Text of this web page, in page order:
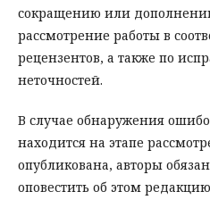
сокращению или
рассмотрение работы в
рецензентов, а также по
неточностей.
В случае обнаружения
находится на этапе
опубликована, авторы
оповестить об этом